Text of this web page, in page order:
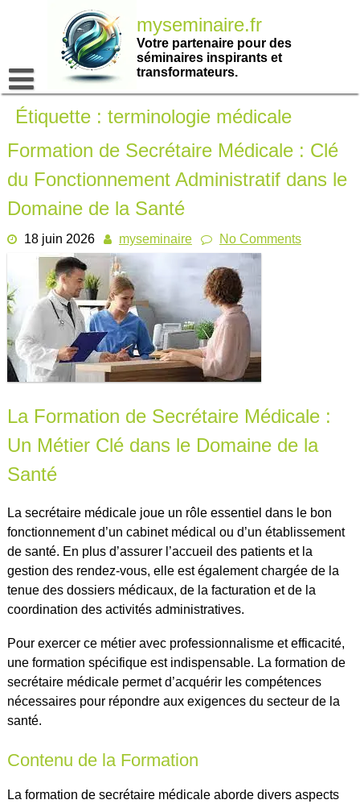
myseminaire.fr
Votre partenaire pour des
séminaires inspirants et
transformateurs.
Étiquette : terminologie médicale
Formation de Secrétaire Médicale : Clé
du Fonctionnement Administratif dans le
Domaine de la Santé
18 juin 2026 myseminaire No Comments
La Formation de Secrétaire Médicale :
Un Métier Clé dans le Domaine de la
Santé
La secrétaire médicale joue un rôle essentiel dans le bon
fonctionnement d’un cabinet médical ou d’un établissement
de santé. En plus d’assurer l’accueil des patients et la
gestion des rendez-vous, elle est également chargée de la
tenue des dossiers médicaux, de la facturation et de la
coordination des activités administratives.
Pour exercer ce métier avec professionnalisme et efficacité,
une formation spécifique est indispensable. La formation de
secrétaire médicale permet d’acquérir les compétences
nécessaires pour répondre aux exigences du secteur de la
santé.
Contenu de la Formation
La formation de secrétaire médicale aborde divers aspects